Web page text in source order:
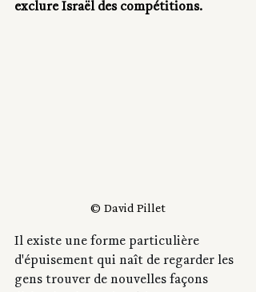
exclure Israël des compétitions.
© David Pillet
Il existe une forme particulière
d'épuisement qui naît de regarder les
gens trouver de nouvelles façons